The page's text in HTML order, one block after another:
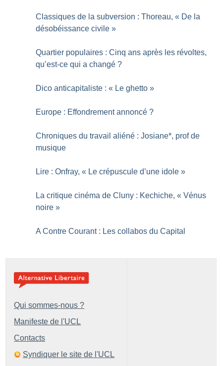
Classiques de la subversion : Thoreau, « De la
désobéissance civile »
Quartier populaires : Cinq ans après les révoltes,
qu’est-ce qui a changé ?
Dico anticapitaliste : « Le ghetto »
Europe : Effondrement annoncé ?
Chroniques du travail aliéné : Josiane*, prof de
musique
Lire : Onfray, « Le crépuscule d’une idole »
La critique cinéma de Cluny : Kechiche, « Vénus
noire »
A Contre Courant : Les collabos du Capital
Qui sommes-nous ?
Manifeste de l'UCL
Contacts
Syndiquer le site de l'UCL